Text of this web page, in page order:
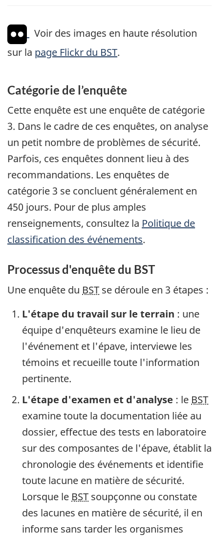
Voir des images en haute résolution
sur la page Flickr du BST.
Catégorie de l’enquête
Cette enquête est une enquête de catégorie
3. Dans le cadre de ces enquêtes, on analyse
un petit nombre de problèmes de sécurité.
Parfois, ces enquêtes donnent lieu à des
recommandations. Les enquêtes de
catégorie 3 se concluent généralement en
450 jours. Pour de plus amples
renseignements, consultez la Politique de
classification des événements.
Processus d'enquête du BST
Une enquête du BST se déroule en 3 étapes :
L'étape du travail sur le terrain : une
équipe d'enquêteurs examine le lieu de
l'événement et l'épave, interviewe les
témoins et recueille toute l'information
pertinente.
L'étape d'examen et d'analyse : le BST
examine toute la documentation liée au
dossier, effectue des tests en laboratoire
sur des composantes de l'épave, établit la
chronologie des événements et identifie
toute lacune en matière de sécurité.
Lorsque le BST soupçonne ou constate
des lacunes en matière de sécurité, il en
informe sans tarder les organismes